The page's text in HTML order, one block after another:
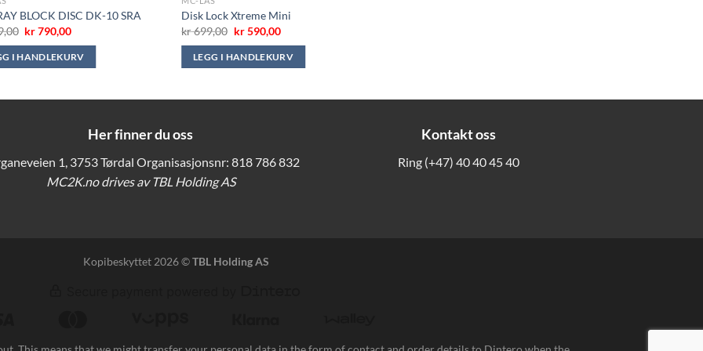
BLOCK DISC DK-10 SRA
Opprinnelig
var:
kr 899,00.
kr790,00Nåværende
er:
kr 790,00.
I HANDLEKURV
Disk Lock Xtreme Mini
kr699,00 Opprinnelig
var:
kr 699,00.
kr590,00Nåværende
er:
kr 590,00.
LEGG I HANDLEKURV
Her finner du oss
1, 3753 Tørdal Organisasjonsnr: 818 786 832
MC2K.no drives av TBL Holding AS
Kontakt oss
Ring (+47) 40 40 45 40
Kopibeskyttet 2026 ©TBL Holding AS